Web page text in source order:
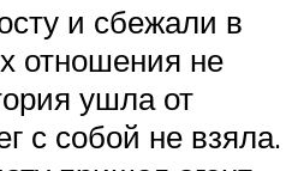
и сбежали в
отношения не
ушла от
с собой не взяла.